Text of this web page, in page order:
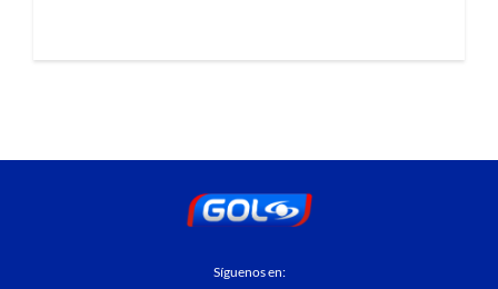
Síguenos en: